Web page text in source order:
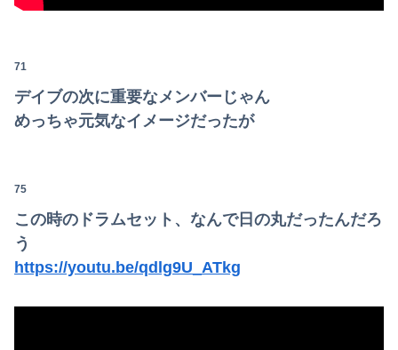
71
デイブの次に重要なメンバーじゃん
めっちゃ元気なイメージだったが
75
この時のドラムセット、なんで日の丸だったんだろ
う
https://youtu.be/qdlg9U_ATkg